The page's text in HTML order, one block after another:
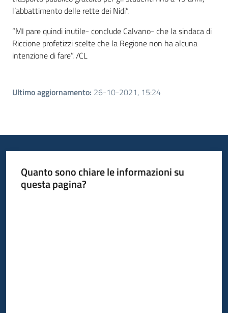
l’abbattimento delle rette dei Nidi”.
“MI pare quindi inutile- conclude Calvano- che la sindaca di
Riccione profetizzi scelte che la Regione non ha alcuna
intenzione di fare”. /CL
Ultimo aggiornamento: 26-10-2021, 15:24
Quanto sono chiare le informazioni su
questa pagina?